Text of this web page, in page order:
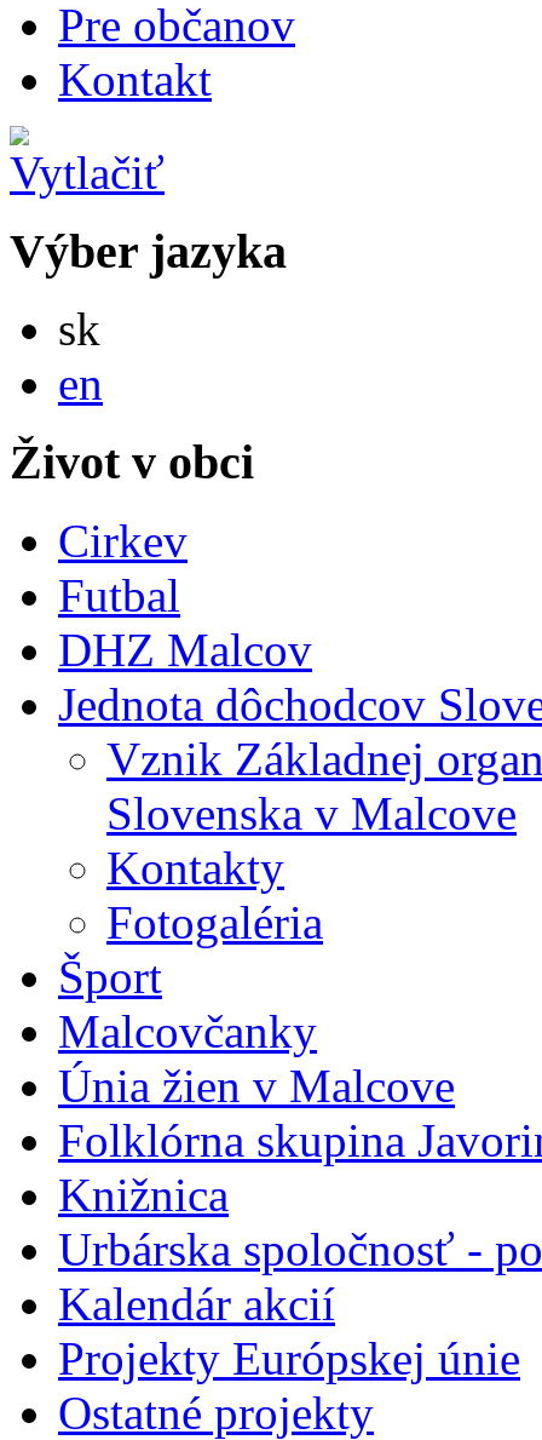
Pre občanov
Kontakt
Výber jazyka
sk
en
Život v obci
Cirkev
Futbal
DHZ Malcov
Jednota dôchodcov
Vznik Základnej
Slovenska v Malcove
Kontakty
Fotogaléria
Šport
Malcovčanky
Únia žien v Malcove
Folklórna skupina
Knižnica
Urbárska spoločnosť -
Kalendár akcií
Projekty Európskej únie
Ostatné projekty